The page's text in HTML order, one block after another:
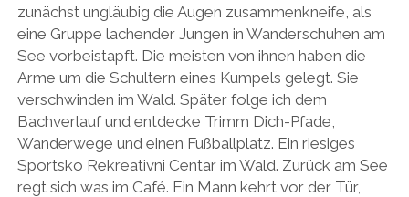
zunächst ungläubig die Augen zusammenkneife, als
eine Gruppe lachender Jungen in Wanderschuhen am
See vorbeistapft. Die meisten von ihnen haben die
Arme um die Schultern eines Kumpels gelegt. Sie
verschwinden im Wald. Später folge ich dem
Bachverlauf und entdecke Trimm Dich-Pfade,
Wanderwege und einen Fußballplatz. Ein riesiges
Sportsko Rekreativni Centar im Wald. Zurück am See
regt sich was im Café. Ein Mann kehrt vor der Tür,